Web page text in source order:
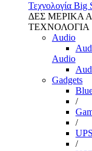
Τεχνολογία Big
ΔΕΣ ΜΕΡΙΚΑ
ΤΕΧΝΟΛΟΓΙΑ
Audio
Audio
Gadgets
/
/
/